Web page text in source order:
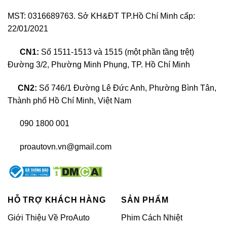
MST: 0316689763. Sở KH&ĐT TP.Hồ Chí Minh cấp:
22/01/2021
CN1: Số 1511-1513 và 1515 (một phần tầng trệt)
Đường 3/2, Phường Minh Phụng, TP. Hồ Chí Minh
CN2: Số 746/1 Đường Lê Đức Anh, Phường Bình Tân,
Thành phố Hồ Chí Minh, Việt Nam
090 1800 001
proautovn.vn@gmail.com
HỖ TRỢ KHÁCH HÀNG
Giới Thiệu Về ProAuto
SẢN PHẨM
Phim Cách Nhiệt